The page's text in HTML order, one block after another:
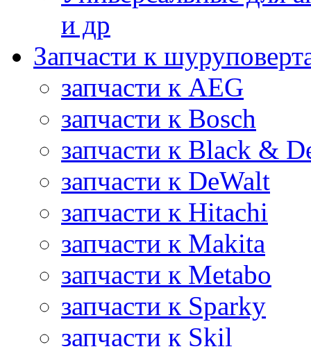
и др
Запчасти к
запчасти к AEG
запчасти к Bosch
запчасти к Black &
запчасти к DeWalt
запчасти к Hitachi
запчасти к Makita
запчасти к Metabo
запчасти к Sparky
запчасти к Skil